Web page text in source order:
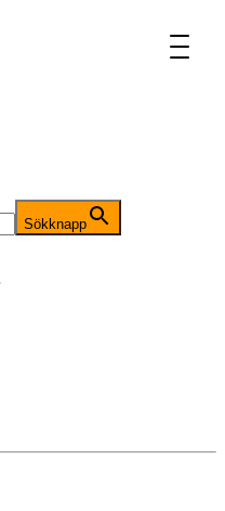
Sökknapp